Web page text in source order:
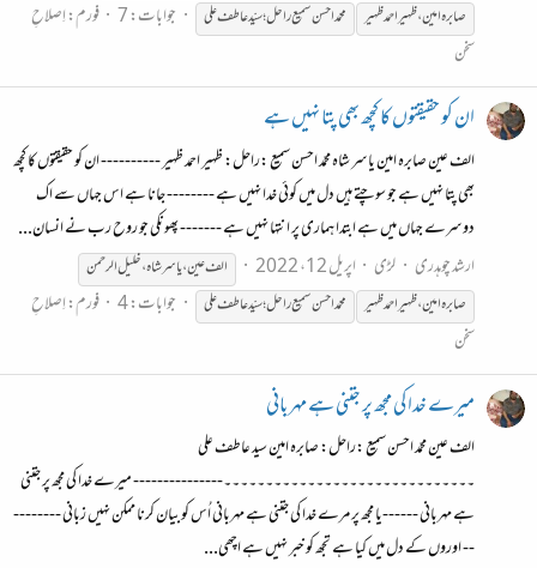
صابرہامین،ظہیراحمدظہیر محمّد احسن سمیع راحل؛ سیّد عاطف علی جوابات: 7 فورم:اِصلاحِ
سخن
ان کو حقیقتوں کا کچھ بھی پتا نہیں ہے
الف عین صابرہ امین یاسر شاہ محمّد احسن سمیع :راحل: ظہیر احمد ظہیر ---------- ان کو حقیقتوں کا کچھ
بھی پتا نہیں ہے جو سوچتے ہیں دل میں کوئی خدا نہیں ہے -------- جانا ہے اس جہاں سے اک
دوسرے جہاں میں ہے ابتدا ہماری پر انتہا نہیں ہے ------- پھونکی جو روح رب نے انسان...
ارشد چوہدری
لڑی اپریل 12، 2022
الف عین ، یاسر شاہ ، خلیل الرحمن
صابرہامین،ظہیراحمدظہیر محمّد احسن سمیع راحل؛ سیّد عاطف علی جوابات: 4 فورم:اِصلاحِ
سخن
میرے خدا کی مجھ پر جتنی ہے مہربانی
الف عین محمّد احسن سمیع :راحل: صابرہ امین سید عاطف علی
۔۔۔۔۔۔۔۔۔۔۔۔۔۔۔۔۔۔۔۔۔۔۔۔۔۔۔۔۔۔--------------- میرے خدا کی مجھ پر جتنی
ہے مہربانی ------یا مجھ پر مرے خدا کی جتنی ہے مہربانی اُس کو بیان کرنا ممکن نہیں زبانی --------
-- اوروں کے دل میں کیا ہے تجھ کو خبر نہیں ہے اچھی...